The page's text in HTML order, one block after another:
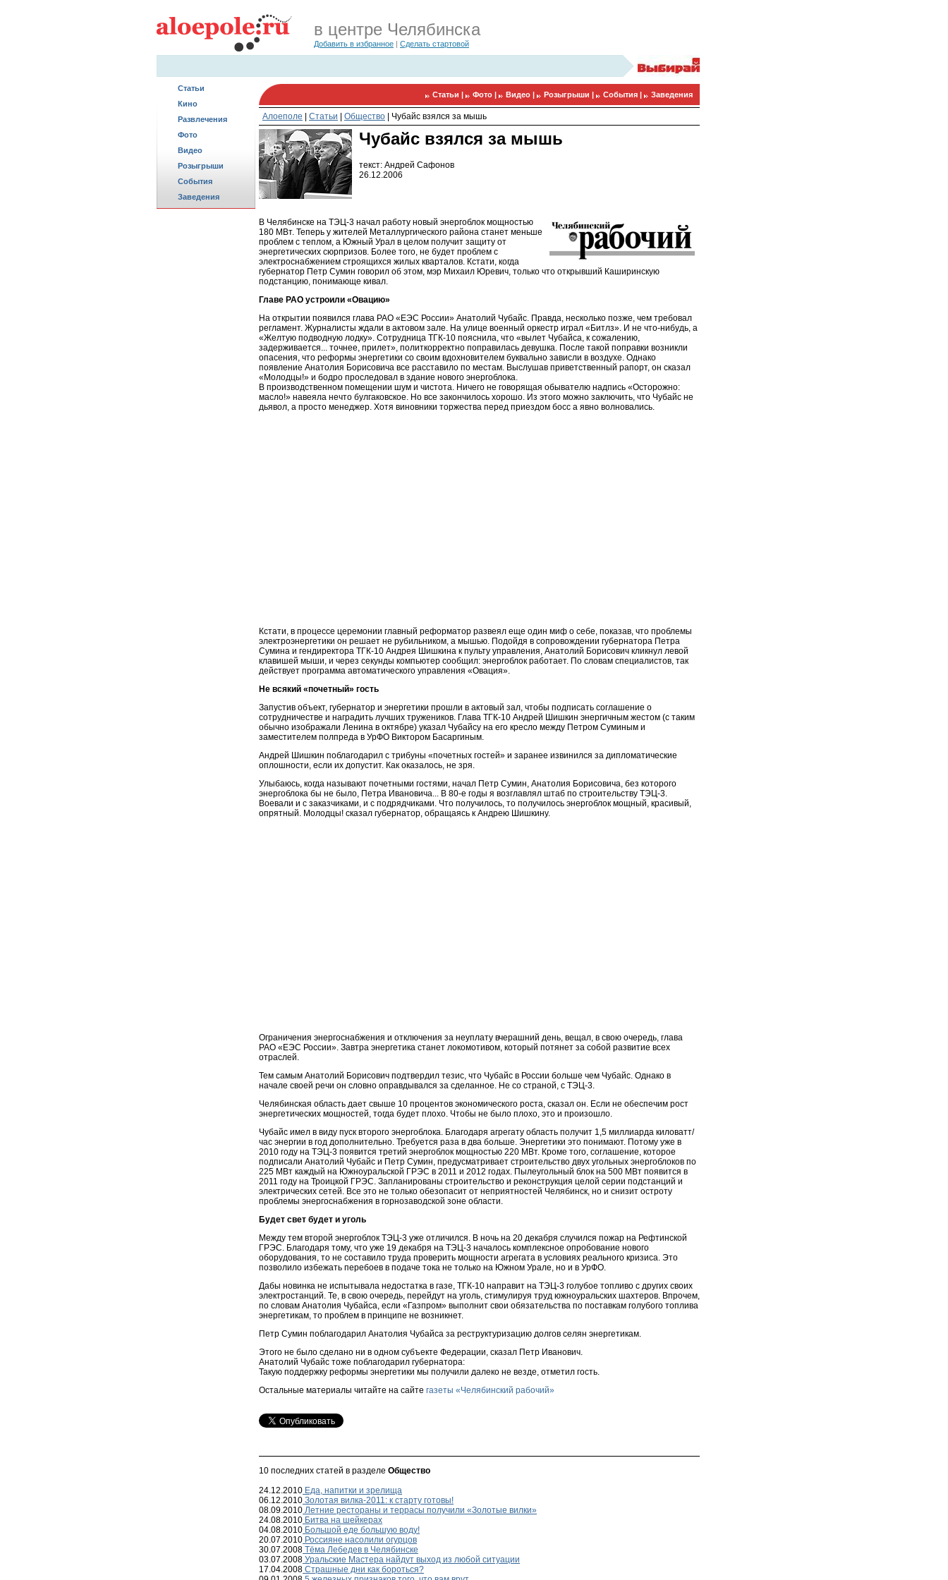
в центре Челябинска
Добавить в избранное | Сделать стартовой
Статьи
Кино
Развлечения
Фото
Видео
Розыгрыши
События
Заведения
Статьи | Фото | Видео | Розыгрыши | События | Заведения
Алоеполе Статьи Общество Чубайс взялся за мышь
Чубайс взялся за мышь
текст: Андрей Сафонов
26.12.2006
В Челябинске на ТЭЦ-3 начал работу новый энергоблок мощностью
180 МВт. Теперь у жителей Металлургического района станет меньше
проблем с теплом, а Южный Урал в целом получит защиту от
энергетических сюрпризов. Более того, не будет проблем с
электроснабжением строящихся жилых кварталов. Кстати, когда
губернатор Петр Сумин говорил об этом, мэр Михаил Юревич, только что открывший Каширинскую
подстанцию, понимающе кивал.
Главе РАО устроили «Овацию»
На открытии появился глава РАО «ЕЭС России» Анатолий Чубайс. Правда, несколько позже, чем требовал
регламент. Журналисты ждали в актовом зале. На улице военный оркестр играл «Битлз». И не что-нибудь, а
«Желтую подводную лодку». Сотрудница ТГК-10 пояснила, что «вылет Чубайса, к сожалению,
задерживается... точнее, прилет», политкорректно поправилась девушка. После такой поправки возникли
опасения, что реформы энергетики со своим вдохновителем буквально зависли в воздухе. Однако
появление Анатолия Борисовича все расставило по местам. Выслушав приветственный рапорт, он сказал
«Молодцы!» и бодро проследовал в здание нового энергоблока.
В производственном помещении шум и чистота. Ничего не говорящая обывателю надпись «Осторожно:
масло!» навеяла нечто булгаковское. Но все закончилось хорошо. Из этого можно заключить, что Чубайс не
дьявол, а просто менеджер. Хотя виновники торжества перед приездом босc а явно волновались.
Кстати, в процессе церемонии главный реформатор развеял еще один миф о себе, показав, что проблемы
электроэнергетики он решает не рубильником, а мышью. Подойдя в сопровождении губернатора Петра
Сумина и гендиректора ТГК-10 Андрея Шишкина к пульту управления, Анатолий Борисович кликнул левой
клавишей мыши, и через секунды компьютер сообщил: энергоблок работает. По словам специалистов, так
действует программа автоматического управления «Овация».
Не всякий «почетный» гость
Запустив объект, губернатор и энергетики прошли в актовый зал, чтобы подписать соглашение о
сотрудничестве и наградить лучших тружеников. Глава ТГК-10 Андрей Шишкин энергичным жестом (с таким
обычно изображали Ленина в октябре) указал Чубайсу на его кресло между Петром Суминым и
заместителем полпреда в УрФО Виктором Басаргиным.
Андрей Шишкин поблагодарил с трибуны «почетных гостей» и заранее извинился за дипломатические
оплошности, если их допустит. Как оказалось, не зря.
Улыбаюсь, когда называют почетными гостями, начал Петр Сумин, Анатолия Борисовича, без которого
энергоблока бы не было, Петра Ивановича... В 80-е годы я возглавлял штаб по строительству ТЭЦ-3.
Воевали и с заказчиками, и с подрядчиками. Что получилось, то получилось энергоблок мощный, красивый,
опрятный. Молодцы! сказал губернатор, обращаясь к Андрею Шишкину.
Ограничения энергоснабжения и отключения за неуплату вчерашний день, вещал, в свою очередь, глава
РАО «ЕЭС России». Завтра энергетика станет локомотивом, который потянет за собой развитие всех
отраслей.
Тем самым Анатолий Борисович подтвердил тезис, что Чубайс в России больше чем Чубайс. Однако в
начале своей речи он словно оправдывался за сделанное. Не со страной, с ТЭЦ-3.
Челябинская область дает свыше 10 процентов экономического роста, сказал он. Если не обеспечим рост
энергетических мощностей, тогда будет плохо. Чтобы не было плохо, это и произошло.
Чубайс имел в виду пуск второго энергоблока. Благодаря агрегату область получит 1,5 миллиарда киловатт/
час энергии в год дополнительно. Требуется раза в два больше. Энергетики это понимают. Потому уже в
2010 году на ТЭЦ-3 появится третий энергоблок мощностью 220 МВт. Кроме того, соглашение, которое
подписали Анатолий Чубайс и Петр Сумин, предусматривает строительство двух угольных энергоблоков по
225 МВт каждый на Южноуральской ГРЭС в 2011 и 2012 годах. Пылеугольный блок на 500 МВт появится в
2011 году на Троицкой ГРЭС. Запланированы строительство и реконструкция целой серии подстанций и
электрических сетей. Все это не только обезопасит от неприятностей Челябинск, но и снизит остроту
проблемы энергоснабжения в горнозаводской зоне области.
Будет свет будет и уголь
Между тем второй энергоблок ТЭЦ-3 уже отличился. В ночь на 20 декабря случился пожар на Рефтинской
ГРЭС. Благодаря тому, что уже 19 декабря на ТЭЦ-3 началось комплексное опробование нового
оборудования, то не составило труда проверить мощности агрегата в условиях реального кризиса. Это
позволило избежать перебоев в подаче тока не только на Южном Урале, но и в УрФО.
Дабы новинка не испытывала недостатка в газе, ТГК-10 направит на ТЭЦ-3 голубое топливо с других своих
электростанций. Те, в свою очередь, перейдут на уголь, стимулируя труд южноуральских шахтеров. Впрочем,
по словам Анатолия Чубайса, если «Газпром» выполнит свои обязательства по поставкам голубого топлива
энергетикам, то проблем в принципе не возникнет.
Петр Сумин поблагодарил Анатолия Чубайса за реструктуризацию долгов селян энергетикам.
Этого не было сделано ни в одном субъекте Федерации, сказал Петр Иванович.
Анатолий Чубайс тоже поблагодарил губернатора:
Такую поддержку реформы энергетики мы получили далеко не везде, отметил гость.
Остальные материалы читайте на сайте газеты «Челябинский рабочий»
10 последних статей в разделе Общество
24.12.2010 Еда, напитки и зрелища
06.12.2010 Золотая вилка-2011: к старту готовы!
08.09.2010 Летние рестораны и террасы получили «Золотые вилки»
24.08.2010 Битва на шейкерах
04.08.2010 Большой еде большую воду!
20.07.2010 Россияне насолили огурцов
30.07.2008 Тёма Лебедев в Челябинске
03.07.2008 Уральские Мастера найдут выход из любой ситуации
17.04.2008 Страшные дни как бороться?